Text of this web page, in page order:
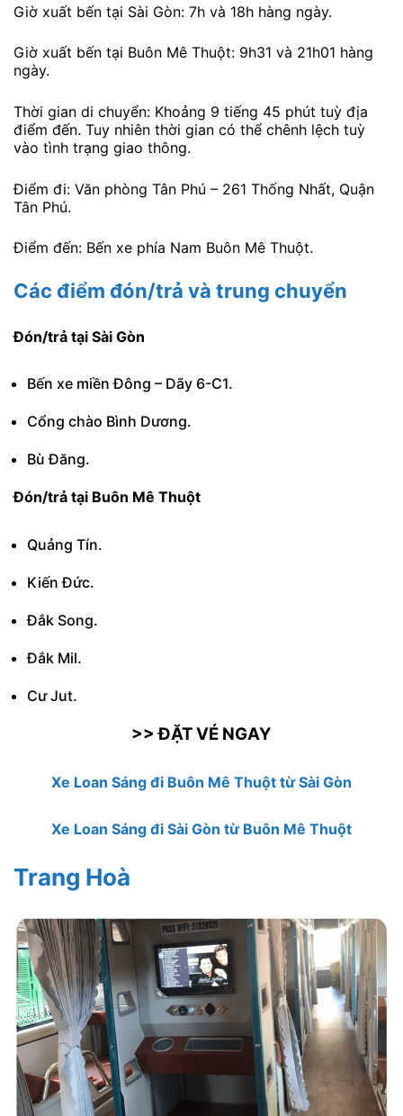
Giờ xuất bến tại Sài Gòn: 7h và 18h hàng ngày.
Giờ xuất bến tại Buôn Mê Thuột: 9h31 và 21h01 hàng
ngày.
Thời gian di chuyển: Khoảng 9 tiếng 45 phút tuỳ địa
điểm đến. Tuy nhiên thời gian có thể chênh lệch tuỳ
vào tình trạng giao thông.
Điểm đi: Văn phòng Tân Phú – 261 Thống Nhất, Quận
Tân Phú.
Điểm đến: Bến xe phía Nam Buôn Mê Thuột.
Các điểm đón/trả và trung chuyển
Đón/trả tại Sài Gòn
Bến xe miền Đông – Dãy 6-C1.
Cổng chào Bình Dương.
Bù Đăng.
Đón/trả tại Buôn Mê Thuột
Quảng Tín.
Kiến Đức.
Đắk Song.
Đắk Mil.
Cư Jut.
>> ĐẶT VÉ NGAY
Xe Loan Sáng đi Buôn Mê Thuột từ Sài Gòn
Xe Loan Sáng đi Sài Gòn từ Buôn Mê Thuột
Trang Hoà